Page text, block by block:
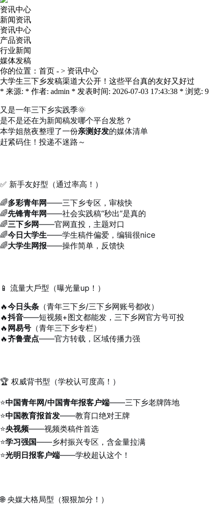
资讯中心
新闻资讯
资讯中心
产品资讯
行业新闻
媒体发稿
你的位置： 首页 - > 资讯中心
大学生三下乡发稿渠道大公开！这些平台真的友好又好过
* 来源: * 作者: admin * 发表时间: 2026-07-03 17:43:38 * 浏览: 9
又是一年三下乡实践季🌞
是不是还在为新闻稿发哪个平台发愁？
本学姐熬夜整理了一份亲测好发的媒体清单
赶紧码住！投递不迷路～
✅ 新手友好型（通过率高！）
🌈多彩青年网——三下乡专区，审核快
🌈先锋青年网——社会实践稿“秒出”是真的
🌈三下乡网——官网直投，主题对口
🌈今日大学生——学生稿件偏爱，编辑很nice
🌈大学生网报——操作简单，反馈快
📱 流量大戶型（曝光量up！）
🔥今日头条 （青年三下乡/三下乡网账号都收）
🔥抖音——短视频+图文都能发，三下乡网官方号可投
🔥 网易号 （青年三下乡专栏）
🔥齐鲁壹点——官方转载，区域传播力强
🏆 权威背书型（学校认可度高！）
⭐中国青年网/中国青年报客户端——三下乡老牌阵地
⭐中国教育报首发——教育口绝对王牌
⭐央视频——视频类稿件首选
⭐学习强国——乡村振兴专区，含金量拉满
⭐光明日报客户端——学校超认这个！
🌐 央媒大格局型（狠狠加分！）